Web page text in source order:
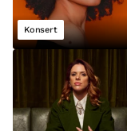
Konsert